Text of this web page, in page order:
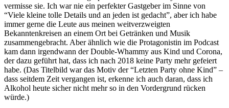
vermisse sie. Ich war nie ein perfekter Gastgeber im Sinne von
“Viele kleine tolle Details und an jeden ist gedacht”, aber ich habe
immer gerne die Leute aus meinen weitverzweigten
Bekanntenkreisen an einem Ort bei Getränken und Musik
zusammengebracht. Aber ähnlich wie die Protagonistin im Podcast
kam dann irgendwann der Double-Whammy aus Kind und Corona,
der dazu geführt hat, dass ich nach 2018 keine Party mehr gefeiert
habe. (Das Titelbild war das Motiv der “Letzten Party ohne Kind” –
dass seitdem Zeit vergangen ist, erkenne ich auch daran, dass ich
Alkohol heute sicher nicht mehr so in den Vordergrund rücken
würde.)